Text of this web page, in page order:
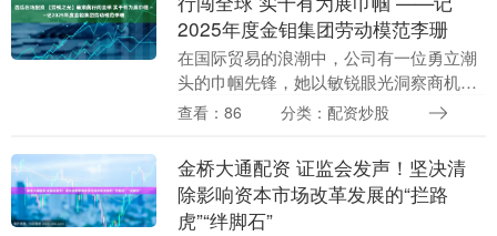
2025年度金钼集团劳动模范李珊
在国际贸易的浪潮中，公司有一位勇立潮
头的巾帼先锋，她以敏锐眼光洞察商机，
以坚韧意志攻坚克难，带领团队逆势突
外贸业务的亮眼答卷....
查看：86 分类：配资炒股
金桥大通配资 证监会发声！坚决清
除影响资本市场改革发展的“拦路
虎”“绊脚石”